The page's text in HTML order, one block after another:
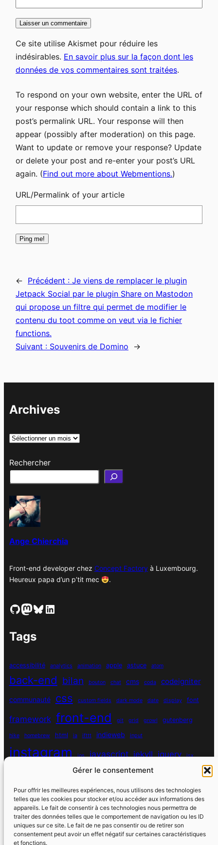
Gérer le consentement
Pour offrir les meilleures expériences, nous utilisons des technologies
telles que les cookies pour stocker et/ou accéder aux informations des
appareils. Le fait de consentir à ces technologies nous permettra de
traiter des données telles que le comportement de navigation ou les ID
uniques sur ce site. Le fait de ne pas consentir ou de retirer son
consentement peut avoir un effet négatif sur certaines caractéristiques
et fonctions.
Ce site utilise Akismet pour réduire les
indésirables. En savoir plus sur la façon dont les
données de vos commentaires sont traitées.
To respond on your own website, enter the URL of
your response which should contain a link to this
post’s permalink URL. Your response will then
appear (possibly after moderation) on this page.
Want to update or remove your response? Update
or delete your post and re-enter your post’s URL
again. (Find out more about Webmentions.)
URL/Permalink of your article
← Précédent : Je viens de remplacer le plugin
Jetpack Social par le plugin Share on Mastodon
qui propose un filtre qui permet de modifier le
contenu du toot comme on veut via le fichier
functions.
Suivant : Souvenirs de Domino →
Archives
A
c
e
s
Rechercher
Ange Chierchia
Front-end developer chez Concept Factoryà Luxembourg.
Heureux papa d’un p’tit mec
.
GitHub Mastodon Bluesky LinkedIn
Tags
accessibilité analytics animation apple astuce atom
back-end bilan bouton chat cms coda codeigniter
communauté css custom fields dark mode date display font
framework front-end git grid growl gutenberg
hike homebrew html ia ifttt indieweb input
instagram ios javascript jekyll jquery jsx
masonry media queries mysql navigation
personnel php pixel plugin print
programmation objet python quotes react regex responsive run